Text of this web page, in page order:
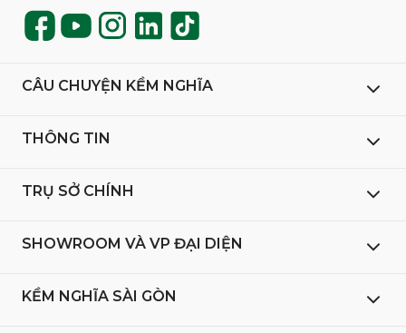
CÂU CHUYỆN KỀM NGHĨA
THÔNG TIN
TRỤ SỞ CHÍNH
SHOWROOM VÀ VP ĐẠI DIỆN
KỀM NGHĨA SÀI GÒN